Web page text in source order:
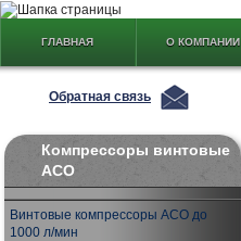
ГЛАВНАЯ О КОМПАНИИ
Обратная связь
Компрессоры винтовые
АСО
Винтовые компрессоры АСО до
1000 л/мин